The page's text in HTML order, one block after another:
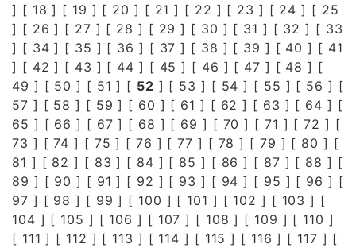
] [ 18 ] [ 19 ] [ 20 ] [ 21 ] [ 22 ] [ 23 ] [ 24 ] [ 25
] [ 26 ] [ 27 ] [ 28 ] [ 29 ] [ 30 ] [ 31 ] [ 32 ] [ 33
] [ 34 ] [ 35 ] [ 36 ] [ 37 ] [ 38 ] [ 39 ] [ 40 ] [ 41
] [ 42 ] [ 43 ] [ 44 ] [ 45 ] [ 46 ] [ 47 ] [ 48 ] [
49 ] [ 50 ] [ 51 ] [ 52 ] [ 53 ] [ 54 ] [ 55 ] [ 56 ] [
57 ] [ 58 ] [ 59 ] [ 60 ] [ 61 ] [ 62 ] [ 63 ] [ 64 ] [
65 ] [ 66 ] [ 67 ] [ 68 ] [ 69 ] [ 70 ] [ 71 ] [72 ] [
73 ] [74 ] [ 75 ] [ 76 ] [77 ] [ 78 ] [ 79 ] [ 80 ] [
81 ] [ 82 ] [ 83 ] [ 84 ] [ 85 ] [ 86 ] [ 87 ] [ 88 ] [
89 ] [ 90 ] [ 91 ] [ 92 ] [ 93 ] [ 94 ] [ 95 ] [ 96 ] [
97 ] [ 98 ] [ 99 ] [ 100 ] [ 101 ] [ 102 ] [ 103 ] [
104 ] [ 105 ] [ 106 ] [ 107 ] [ 108 ] [ 109 ] [ 110 ]
[ 111 ] [ 112 ] [ 113 ] [ 114 ] [ 115 ] [ 116 ] [ 117 ] [